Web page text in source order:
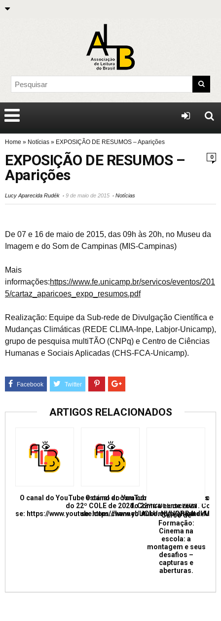
Home » Notícias » EXPOSIÇÃO DE RESUMOS – Aparições
0
EXPOSIÇÃO DE RESUMOS –
Aparições
Lucy Aparecida Rudék 9 de maio de 2015 Notícias
De 07 e 16 de maio de 2015, das 09h às 20h, no Museu da
Imagem e do Som de Campinas (MIS-Campinas)
Mais
informações:https://www.fe.unicamp.br/servicos/eventos/201
5/cartaz_aparicoes_expo_resumos.pdf
Realização: Equipe da Sub-rede de Divulgação Científica e
Mudanças Climáticas (REDE CLIMA-Inpe, Labjor-Unicamp),
grupo de pesquisa multiTÃO (CNPq) e Centro de Ciências
Humanas e Sociais Aplicadas (CHS-FCA-Unicamp).
ARTIGOS RELACIONADOS
O canal do YouTube está no ar com conferências e mesas
do 22º COLE de 2021. Confira e inscreva
se: https://www.youtube.com/channel/
O canal do YouTube está no ar com
do 22º COLE de 2021.
se: https://www.youtube.com/channel/
Curso de
Formação:
Cinema na
escola: a
montagem e seus
desafios –
capturas e
aberturas.